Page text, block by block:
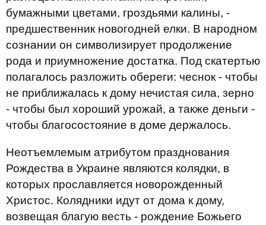
бумажными цветами, гроздьями калины, -
предшественник новогодней елки. В народном
сознании он символизирует продолжение
рода и приумножение достатка. Под скатертью
полагалось разложить обереги: чеснок - чтобы
не приближалась к дому нечистая сила, зерно
- чтобы был хороший урожай, а также деньги -
чтобы благосостояние в доме держалось.
Неотъемлемым атрибутом празднования
Рождества в Украине являются колядки, в
которых прославляется новорожденный
Христос. Колядники идут от дома к дому,
возвещая благую весть - рождение Божьего